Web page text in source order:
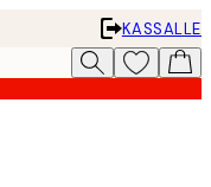
KASSALLE